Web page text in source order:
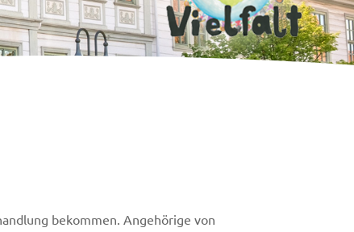
bekommen. Angehörige von